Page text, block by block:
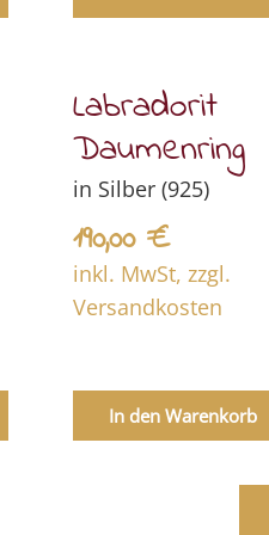
Labradorit
Daumenring
in Silber (925)
190,00 €
inkl. MwSt, zzgl.
Versandkosten
In den Warenkorb